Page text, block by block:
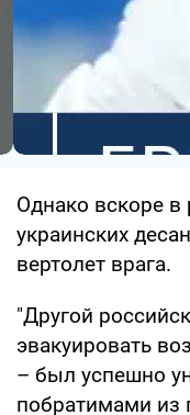
Однако вскоре
украинских
вертолет врага.
"Другой
эвакуировать
– был успешно
побратимами из